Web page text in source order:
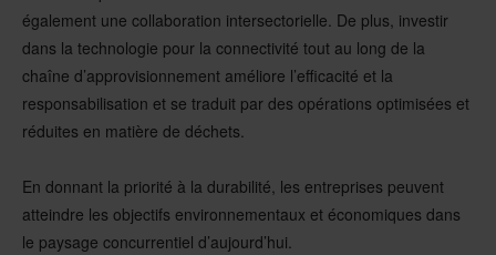
également une collaboration intersectorielle. De plus, investir
dans la technologie pour la connectivité tout au long de la
chaîne d’approvisionnement améliore l’efficacité et la
responsabilisation et se traduit par des opérations optimisées et
réduites en matière de déchets.
En donnant la priorité à la durabilité, les entreprises peuvent
atteindre les objectifs environnementaux et économiques dans
le paysage concurrentiel d’aujourd’hui.